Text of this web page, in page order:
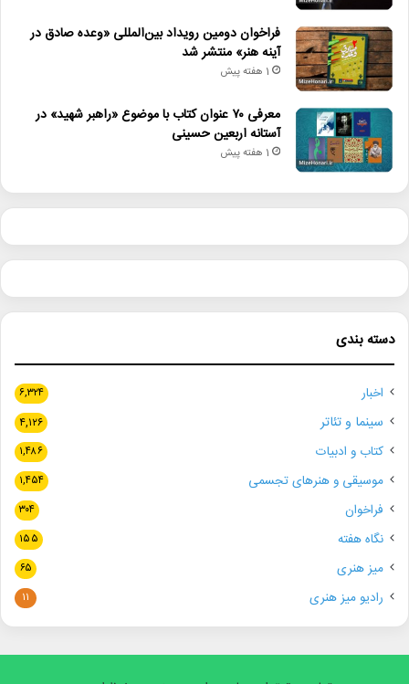
فراخوان دومین رویداد بین‌المللی «وعده صادق در
آینه هنر» منتشر شد
1 هفته پیش
معرفی ۷۰ عنوان کتاب با موضوع «راهبر شهید» در
آستانه اربعین حسینی
1 هفته پیش
دسته بندی
اخبار ۶,۳۲۴
سینما و تئاتر ۴,۱۲۶
کتاب و ادبیات ۱,۴۸۶
موسیقی و هنرهای تجسمی ۱,۴۵۴
فراخوان ۳۰۴
نگاه هفته ۱۵۵
میز هنری ۶۵
رادیو میز هنری ۱۱